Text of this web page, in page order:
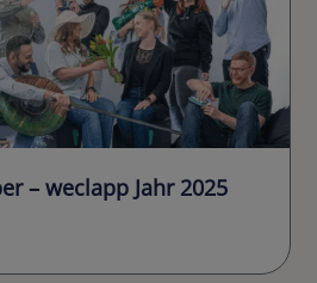
– weclapp Jahr 2025